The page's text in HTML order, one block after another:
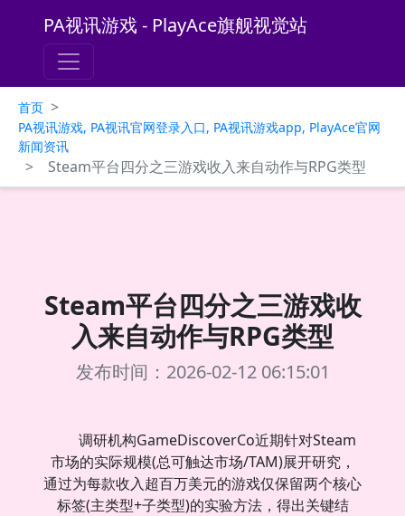
PA视讯游戏 - PlayAce旗舰视觉站
首页 >
PA视讯游戏, PA视讯官网登录入口, PA视讯游戏app, PlayAce官网
新闻资讯
> Steam平台四分之三游戏收入来自动作与RPG类型
Steam平台四分之三游戏收
入来自动作与RPG类型
发布时间：2026-02-12 06:15:01
调研机构GameDiscoverCo近期针对Steam
市场的实际规模(总可触达市场/TAM)展开研究，
通过为每款收入超百万美元的游戏仅保留两个核心
标签(主类型+子类型)的实验方法，得出关键结